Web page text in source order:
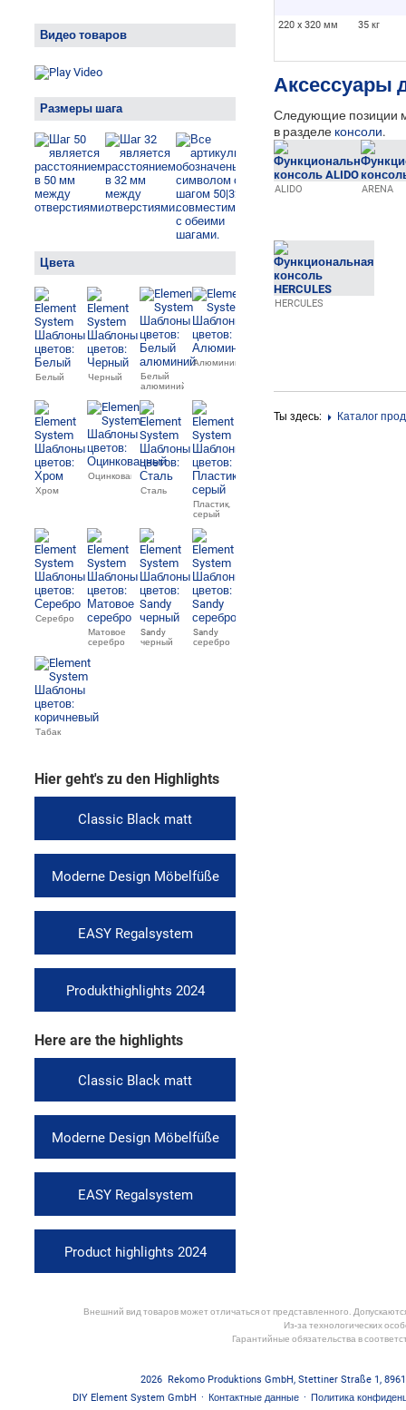
Видео товаров
Размеры шага
Цвета
Белый Черный
Белый
алюминий
Алюминий
Хром
Оцинкованный
Сталь
Пластик,
серый
Серебро
Матовое
серебро
Sandy
черный
Sandy
серебро
Табак
Hier geht's zu den Highlights
Classic Black matt
Moderne Design Möbelfüße
EASY Regalsystem
Produkthighlights 2024
Here are the highlights
Classic Black matt
Moderne Design Möbelfüße
EASY Regalsystem
Product highlights 2024
220 x 320 мм 35 кг
Аксессуары
Следующие позиции
в разделе консоли.
ALIDO ARENA
HERCULES
Ты здесь: Каталог
Внешний вид товаров может отличаться от представленного.
Из-за технологических
Гарантийные обязательства в
2026 Rekomo Produktions GmbH, Stettiner Straße 1,
DIY Element System GmbH · Контактные данные · Политика